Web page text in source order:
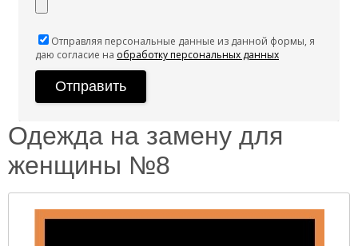
Отправляя персональные данные из данной формы, я
даю согласие на обработку персональных данных
Одежда на замену для
женщины №8